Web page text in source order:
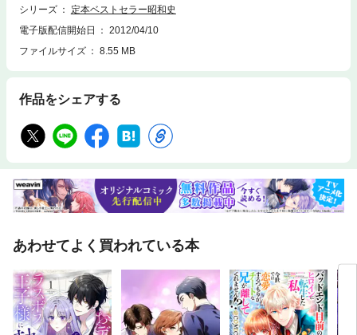
シリーズ
定本ベストセラー昭和史
電子版配信開始日
2012/04/10
ファイルサイズ
8.55 MB
作品をシェアする
あわせてよく買われている本